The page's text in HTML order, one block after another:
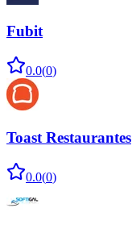
Fubit
0.0(0)
Toast Restaurantes
0.0(0)